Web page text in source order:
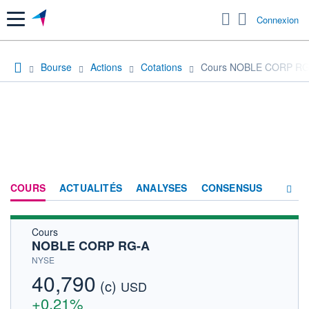
Menu Connexion
Bourse Actions Cotations Cours NOBLE CORP
COURS ACTUALITÉS ANALYSES CONSENSUS
Cours
NOBLE CORP RG-A
NYSE
40,790 (c) USD
+0,21%